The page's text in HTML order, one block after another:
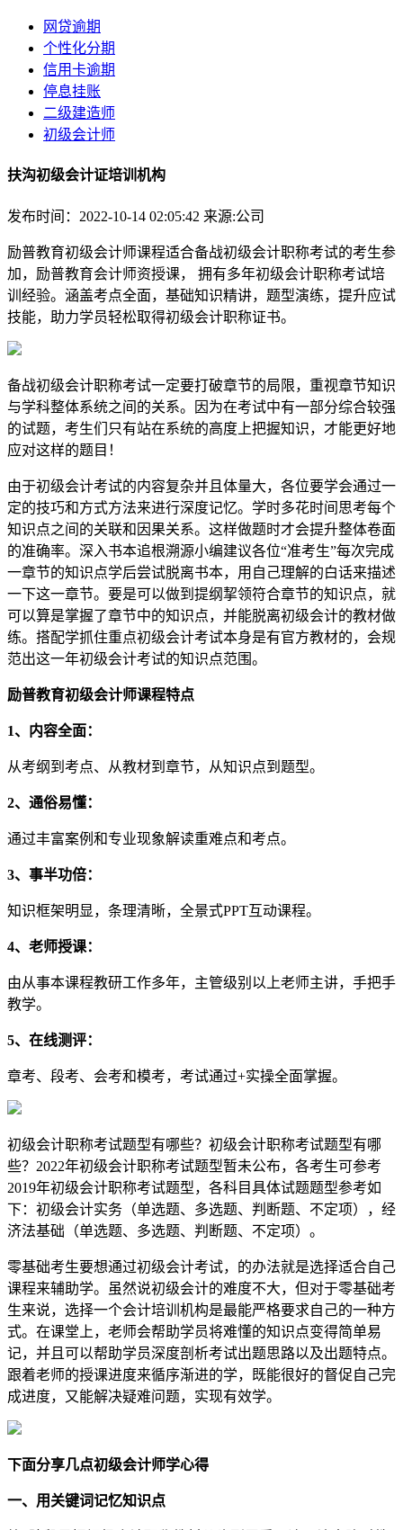
网贷逾期
个性化分期
信用卡逾期
停息挂账
二级建造师
初级会计师
扶沟初级会计证培训机构
发布时间：2022-10-14 02:05:42 来源:公司
励普教育初级会计师课程适合备战初级会计职称考试的考生参
加，励普教育会计师资授课， 拥有多年初级会计职称考试培
训经验。涵盖考点全面，基础知识精讲，题型演练，提升应试
技能，助力学员轻松取得初级会计职称证书。
备战初级会计职称考试一定要打破章节的局限，重视章节知识
与学科整体系统之间的关系。因为在考试中有一部分综合较强
的试题，考生们只有站在系统的高度上把握知识，才能更好地
应对这样的题目！
由于初级会计考试的内容复杂并且体量大，各位要学会通过一
定的技巧和方式方法来进行深度记忆。学时多花时间思考每个
知识点之间的关联和因果关系。这样做题时才会提升整体卷面
的准确率。深入书本追根溯源小编建议各位“准考生”每次完成
一章节的知识点学后尝试脱离书本，用自己理解的白话来描述
一下这一章节。要是可以做到提纲挈领符合章节的知识点，就
可以算是掌握了章节中的知识点，并能脱离初级会计的教材做
练。搭配学抓住重点初级会计考试本身是有官方教材的，会规
范出这一年初级会计考试的知识点范围。
励普教育初级会计师课程特点
1、内容全面：
从考纲到考点、从教材到章节，从知识点到题型。
2、通俗易懂：
通过丰富案例和专业现象解读重难点和考点。
3、事半功倍：
知识框架明显，条理清晰，全景式PPT互动课程。
4、老师授课：
由从事本课程教研工作多年，主管级别以上老师主讲，手把手
教学。
5、在线测评：
章考、段考、会考和模考，考试通过+实操全面掌握。
初级会计职称考试题型有哪些？初级会计职称考试题型有哪
些？2022年初级会计职称考试题型暂未公布，各考生可参考
2019年初级会计职称考试题型，各科目具体试题题型参考如
下：初级会计实务（单选题、多选题、判断题、不定项），经
济法基础（单选题、多选题、判断题、不定项）。
零基础考生要想通过初级会计考试，的办法就是选择适合自己
课程来辅助学。虽然说初级会计的难度不大，但对于零基础考
生来说，选择一个会计培训机构是最能严格要求自己的一种方
式。在课堂上，老师会帮助学员将难懂的知识点变得简单易
记，并且可以帮助学员深度剖析考试出题思路以及出题特点。
跟着老师的授课进度来循序渐进的学，既能很好的督促自己完
成进度，又能解决疑难问题，实现有效学。
下面分享几点初级会计师学心得
一、用关键词记忆知识点